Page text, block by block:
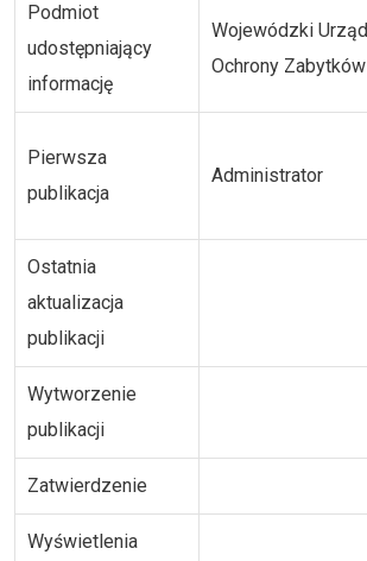
Podmiot
udostępniający
informację
Wojewódzki Urząd
Ochrony Zabytków
Pierwsza
publikacja
Administrator
Ostatnia
aktualizacja
publikacji
Wytworzenie
publikacji
Zatwierdzenie
Wyświetlenia